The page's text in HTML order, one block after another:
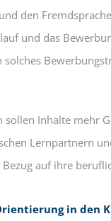
den
und das
sollen Inhalte mehr
Lernpartnern
auf ihre
in den